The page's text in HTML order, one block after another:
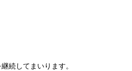
続してまいります。